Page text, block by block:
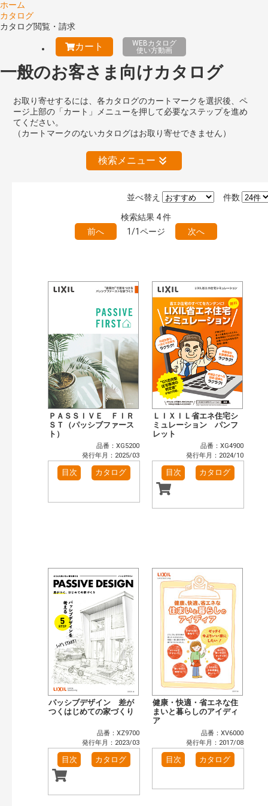
ホーム
カタログ
カタログ閲覧・請求
カート
WEBカタログ
使い方動画
一般のお客さま向けカタログ
お取り寄せするには、各カタログのカートマークを選択後、ペ
ージ上部の「カート」メニューを押して必要なステップを進め
てください。
（カートマークのないカタログはお取り寄せできません）
検索メニュー
絞り込みの解除
おすすめハッシュタグ
リフォームおすすめ（2）
補助金・優遇制度を知る（1）
カテゴリー
窓・シャッター（2）
玄関ドア・引戸（1）
インテリア建材（1）
エクステリア（1）
キッチン（1）
浴室（1）
洗面化粧室（1）
トイレ（1）
小型電気温水器（1）
太陽光発電・屋根・外壁（4）
高性能住宅工法（3）
その他（4）
件数
並べ替え
検索結果 4件
前へ
1/1ページ 次へ
ＰＡＳＳＩＶＥ ＦＩＲ
ＳＴ（パッシブファース
ト）
品番：XG5200
発行年月：2025/03
目次 カタログ
ＬＩＸＩＬ省エネ住宅シ
ミュレーション パンフ
レット
品番：XG4900
発行年月：2024/10
目次 カタログ
パッシブデザイン 差が
つくはじめての家づくり
品番：XZ9700
発行年月：2023/03
目次 カタログ
健康・快適・省エネな住
まいと暮らしのアイディ
ア
品番：XV6000
発行年月：2017/08
目次 カタログ